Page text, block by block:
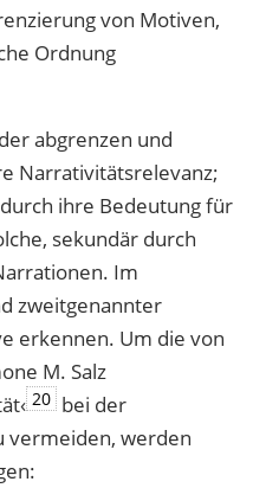
von Motiven,
Ordnung
abgrenzen und
Narrativitätsrelevanz;
ihre Bedeutung für
sekundär durch
Im
zweitgenannter
erkennen. Um die von
M. Salz
20 bei der
vermeiden, werden